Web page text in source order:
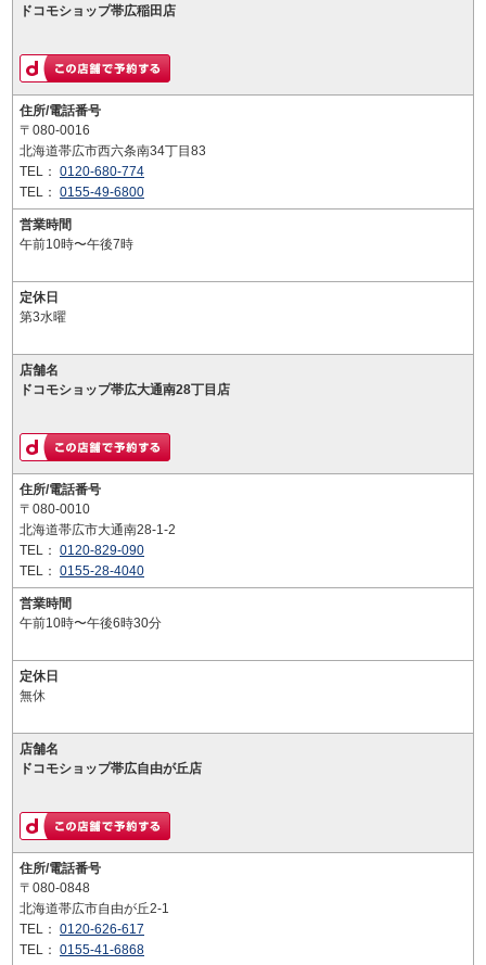
ドコモショップ帯広稲田店
住所/電話番号
〒080-0016
北海道帯広市西六条南34丁目83
TEL： 0120-680-774
TEL： 0155-49-6800
営業時間
午前10時〜午後7時
定休日
第3水曜
店舗名
ドコモショップ帯広大通南28丁目店
住所/電話番号
〒080-0010
北海道帯広市大通南28-1-2
TEL： 0120-829-090
TEL： 0155-28-4040
営業時間
午前10時〜午後6時30分
定休日
無休
店舗名
ドコモショップ帯広自由が丘店
住所/電話番号
〒080-0848
北海道帯広市自由が丘2-1
TEL： 0120-626-617
TEL： 0155-41-6868